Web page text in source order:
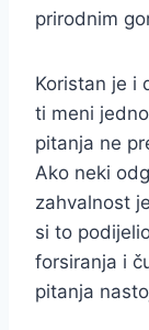
prirodnim
Koristan je i
ti meni
pitanja ne
Ako neki
zahvalnost
si to
forsiranja i
pitanja